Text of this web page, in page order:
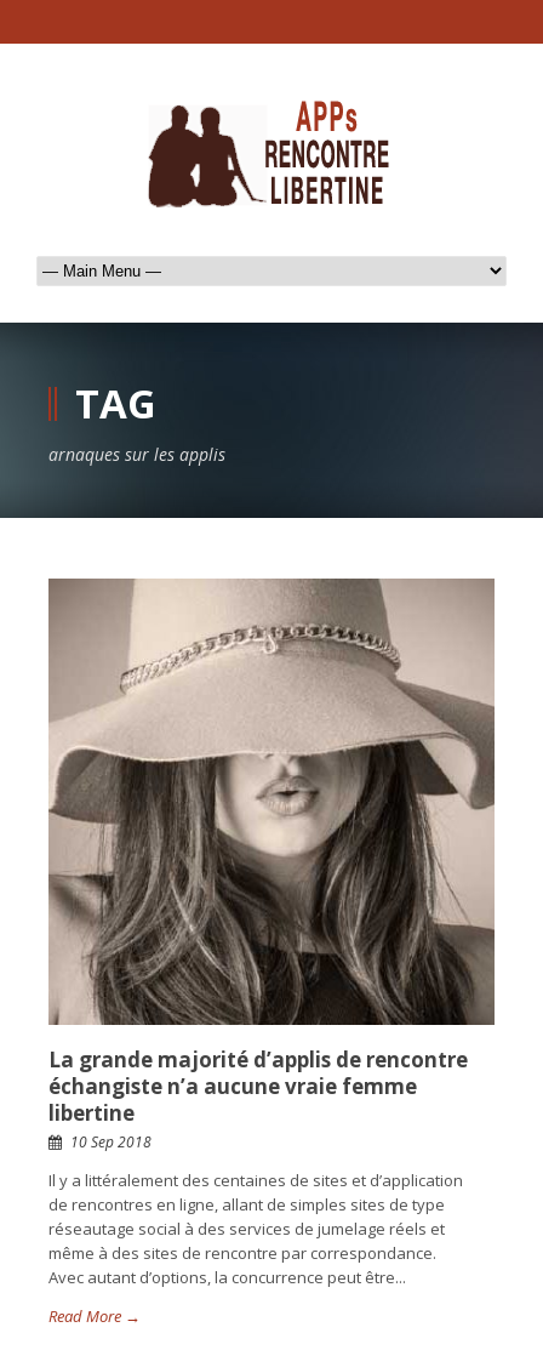
TAG
arnaques sur les applis
La grande majorité d’applis de rencontre
échangiste n’a aucune vraie femme
libertine
10 Sep 2018
Il y a littéralement des centaines de sites et d’application
de rencontres en ligne, allant de simples sites de type
réseautage social à des services de jumelage réels et
même à des sites de rencontre par correspondance.
Avec autant d’options, la concurrence peut être...
Read More →